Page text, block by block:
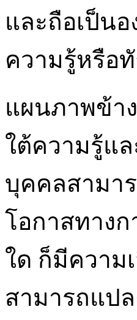
และถือเป็น
ความรู้หรือ
แผนภาพข้า
ใต้ความรู้แ
บุคคลสามา
โอกาสทาง
ใด ก็มีความ
สามารถแป